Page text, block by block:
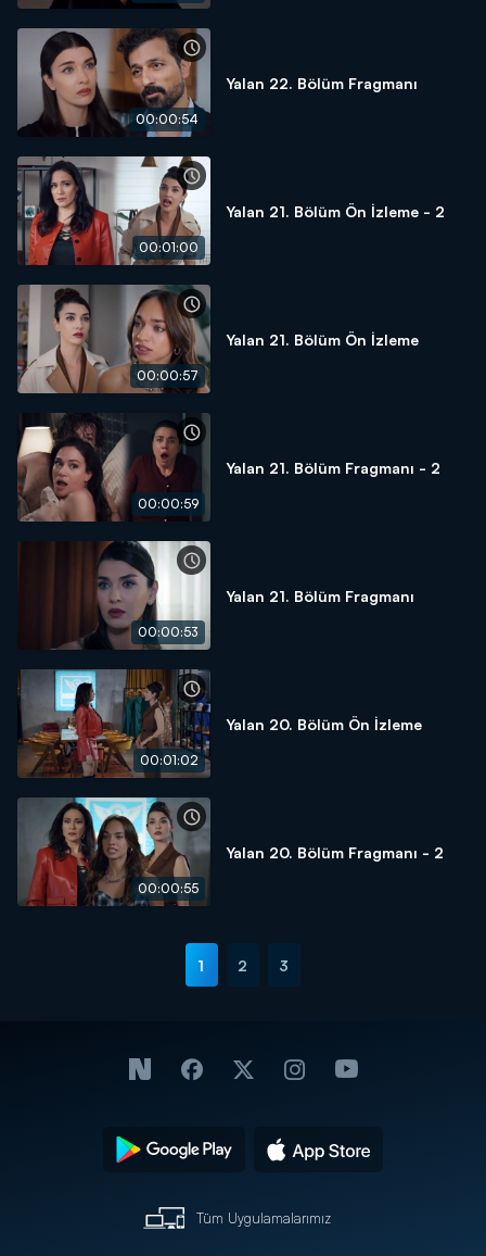
00:00:54
Yalan 22. Bölüm Fragmanı
00:01:00
Yalan 21. Bölüm Ön İzleme - 2
00:00:57
Yalan 21. Bölüm Ön İzleme
00:00:59
Yalan 21. Bölüm Fragmanı - 2
00:00:53
Yalan 21. Bölüm Fragmanı
00:01:02
Yalan 20. Bölüm Ön İzleme
00:00:55
Yalan 20. Bölüm Fragmanı - 2
1 2 3
Tüm Uygulamalarımız